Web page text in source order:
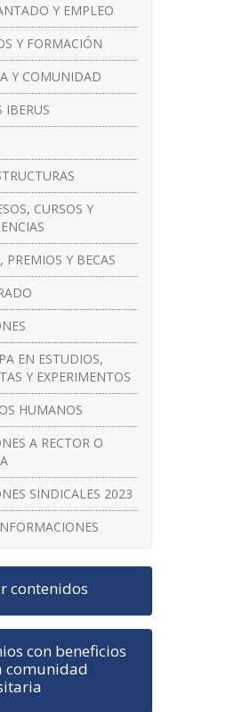
Y EMPLEO
Y FORMACIÓN
Y COMUNIDAD
IBERUS
CURSOS Y
PREMIOS Y BECAS
EN ESTUDIOS,
Y EXPERIMENTOS
HUMANOS
A RECTOR O
SINDICALES 2023
contenidos
con beneficios
comunidad